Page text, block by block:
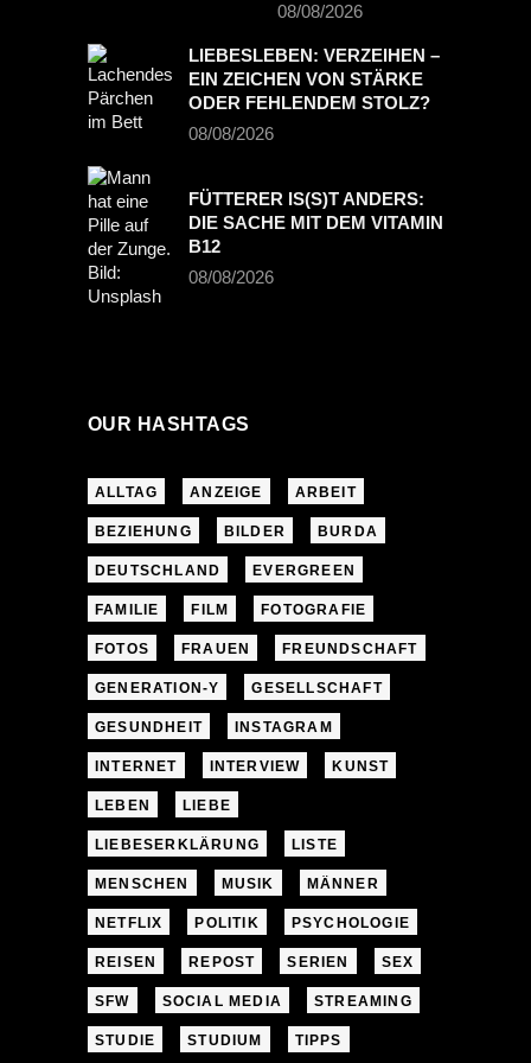
08/08/2026
LIEBESLEBEN: VERZEIHEN –
EIN ZEICHEN VON STÄRKE
ODER FEHLENDEM STOLZ?
08/08/2026
FÜTTERER IS(S)T ANDERS:
DIE SACHE MIT DEM VITAMIN
B12
08/08/2026
OUR HASHTAGS
ALLTAG ANZEIGE ARBEIT
BEZIEHUNG BILDER BURDA
DEUTSCHLAND EVERGREEN
FAMILIE FILM FOTOGRAFIE
FOTOS FRAUEN FREUNDSCHAFT
GENERATION-Y GESELLSCHAFT
GESUNDHEIT INSTAGRAM
INTERNET INTERVIEW KUNST
LEBEN LIEBE
LIEBESERKLÄRUNG LISTE
MENSCHEN MUSIK MÄNNER
NETFLIX POLITIK PSYCHOLOGIE
REISEN REPOST SERIEN SEX
SFW SOCIAL MEDIA STREAMING
STUDIE STUDIUM TIPPS